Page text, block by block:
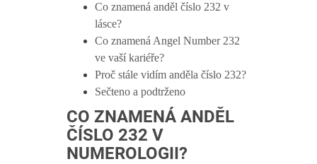
Co znamená anděl číslo 232 v
lásce?
Co znamená Angel Number 232
ve vaší kariéře?
Proč stále vidím anděla číslo 232?
Sečteno a podtrženo
CO ZNAMENÁ ANDĚL
ČÍSLO 232 V
NUMEROLOGII?